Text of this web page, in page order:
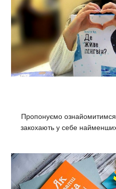
Пропонуємо ознайомитимся
закохають у себе найменших